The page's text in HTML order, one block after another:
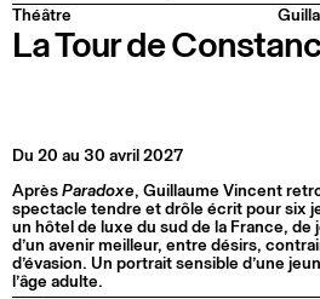
Théâtre
La Tour de
Du 20 au 30 avril 2027
Après Paradoxe, Guillaume Vincent
spectacle tendre et drôle écrit pour six
un hôtel de luxe du sud de la France, de
d’un avenir meilleur, entre désirs,
d’évasion. Un portrait sensible d’une
l’âge adulte.